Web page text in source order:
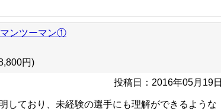
マンツーマン①
円)
投稿日：2016年05月19日
しており、未経験の選手にも理解ができるような